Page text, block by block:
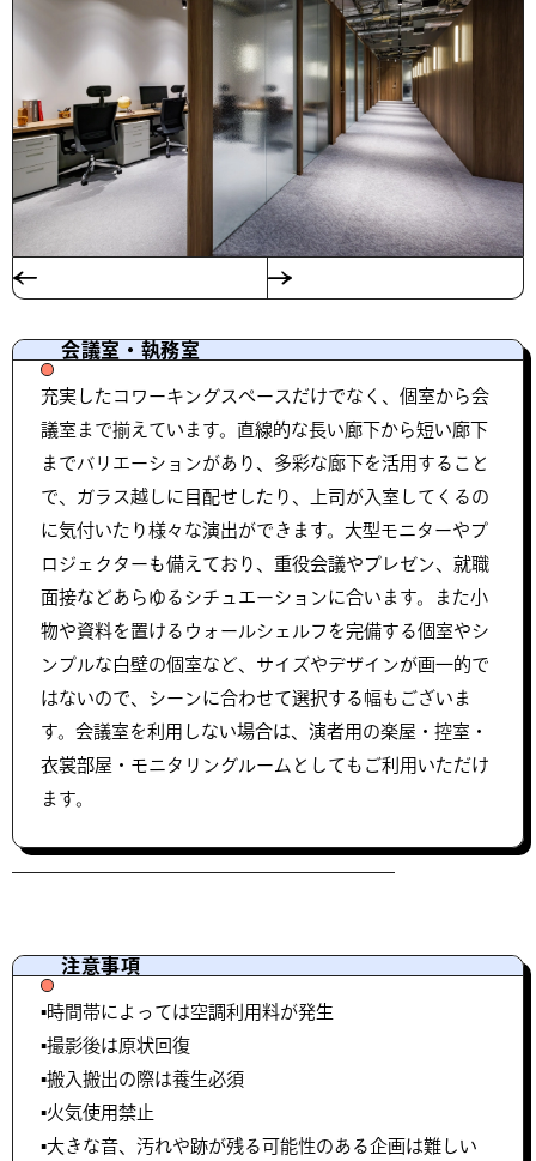
会議室・執務室
充実したコワーキングスペースだけでなく、個室から会
議室まで揃えています。直線的な長い廊下から短い廊下
までバリエーションがあり、多彩な廊下を活用すること
で、ガラス越しに目配せしたり、上司が入室してくるの
に気付いたり様々な演出ができます。大型モニターやプ
ロジェクターも備えており、重役会議やプレゼン、就職
面接などあらゆるシチュエーションに合います。また小
物や資料を置けるウォールシェルフを完備する個室やシ
ンプルな白壁の個室など、サイズやデザインが画一的で
はないので、シーンに合わせて選択する幅もございま
す。会議室を利用しない場合は、演者用の楽屋・控室・
衣裳部屋・モニタリングルームとしてもご利用いただけ
ます。
注意事項
▪️時間帯によっては空調利用料が発生
▪️撮影後は原状回復
▪️搬入搬出の際は養生必須
▪️火気使用禁止
▪️大きな音、汚れや跡が残る可能性のある企画は難しい